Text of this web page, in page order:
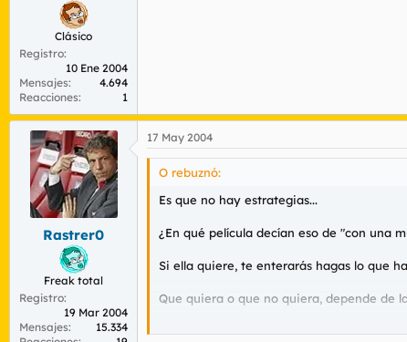
Clásico
Registro
10 Ene 2004
Mensajes
4.694
Reacciones
1
Rastrer0
Freak total
Registro
19 Mar 2004
Mensajes
15.334
17 May 2004
O rebuznó:
Es que no hay estrategias...
¿En qué película decían eso de "con una
Si ella quiere, te enterarás hagas lo que
Que quiera o que no quiera, depende de
Y no hay más vueltas que darle.